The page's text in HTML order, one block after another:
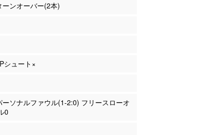
ンオーバー(2本)
シュート×
ーソナルファウル(1-2:0) フリースローオ
0